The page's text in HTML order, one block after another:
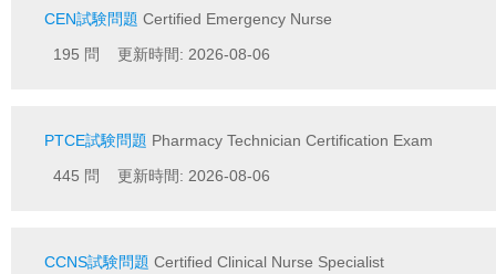
CEN試験問題 Certified Emergency Nurse
195 問 更新時間: 2026-08-06
PTCE試験問題 Pharmacy Technician Certification Exam
445 問 更新時間: 2026-08-06
CCNS試験問題 Certified Clinical Nurse Specialist